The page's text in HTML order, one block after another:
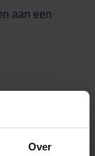
Over
aan een
lekkere